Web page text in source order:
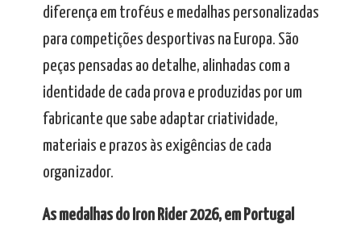
diferença em troféus e medalhas personalizadas
para competições desportivas na Europa. São
peças pensadas ao detalhe, alinhadas com a
identidade de cada prova e produzidas por um
fabricante que sabe adaptar criatividade,
materiais e prazos às exigências de cada
organizador.
As medalhas do Iron Rider 2026, em Portugal